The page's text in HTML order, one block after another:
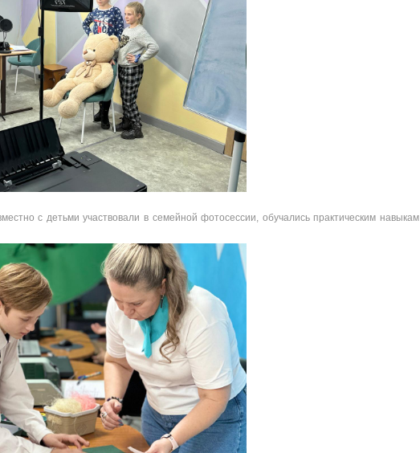
с детьми участвовали в семейной фотосессии, обучались практическим навыкам